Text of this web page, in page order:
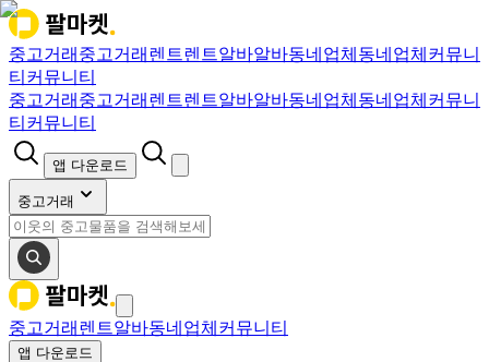
중고거래 중고거래 렌트렌트알바알바동네업체 동네업체 커뮤니
티 커뮤니티
중고거래 중고거래 렌트렌트알바알바동네업체 동네업체 커뮤니
티 커뮤니티
앱 다운로드
중고거래
중고거래 렌트알바동네업체 커뮤니티
앱 다운로드